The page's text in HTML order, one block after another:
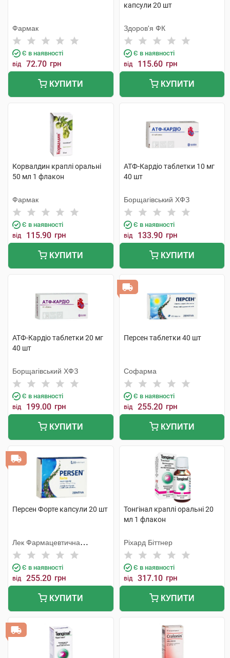
Фармак
Є в наявності
від 72.70 грн
КУПИТИ
капсули 20 шт
Здоров'я ФК
Є в наявності
від 115.60 грн
КУПИТИ
Корвалдин краплі оральні
50 мл 1 флакон
Фармак
Є в наявності
від 115.90 грн
КУПИТИ
АТФ-Кардіо таблетки 10 мг
40 шт
Борщагівський ХФЗ
Є в наявності
від 133.90 грн
КУПИТИ
АТФ-Кардіо таблетки 20 мг
40 шт
Борщагівський ХФЗ
Є в наявності
від 199.00 грн
КУПИТИ
Персен таблетки 40 шт
Софарма
Є в наявності
від 255.20 грн
КУПИТИ
Персен Форте капсули 20 шт
Лек Фармацевтична
компанія
Є в наявності
від 255.20 грн
КУПИТИ
Тонгінал краплі оральні 20
мл 1 флакон
Ріхард Біттнер
Є в наявності
від 317.10 грн
КУПИТИ